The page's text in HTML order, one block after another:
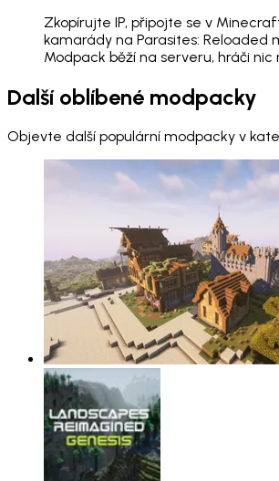
Zkopírujte IP, připojte se v
kamarády na Parasites: Reloaded
Modpack běží na serveru, hráči nic
Další oblíbené modpacky
Objevte další populární modpacky v